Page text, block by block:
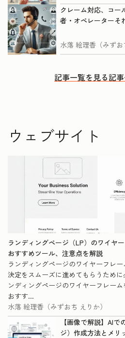
クレーム対応、コー
者・オペレーターそ
水落 絵理香（みずお
記事一覧を見る記
ウェブサイト
ランディングページ（LP）のワイヤ
おすすめツール、注意点を解説
ランディングページのワイヤーフレ
決定をスムーズに進めてもらうため
ンディングページのワイヤーフレーム
おすす...
水落 絵理香（みずおち えりか）
【画像で解説】AI
ジ）作成方法とメリ